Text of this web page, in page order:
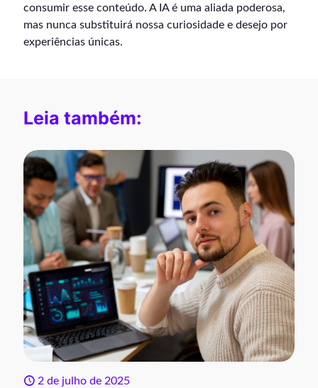
consumir esse conteúdo. A IA é uma aliada poderosa,
mas nunca substituirá nossa curiosidade e desejo por
experiências únicas.
Leia também:
2 de julho de 2025